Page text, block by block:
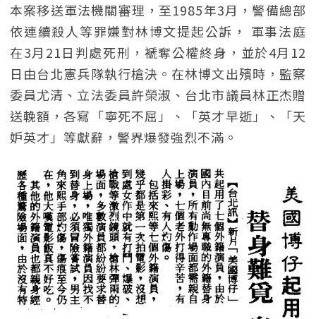
本案移送軍法機關審理，至1985年3月，警備總部
依連續殺人等罪嫌對林博文提起公訴， 軍事法庭
在3月21日判處死刑，褫奪公權終身，並於4月12
日由台北憲兵隊執行槍決。在林博文出殯時，監察
委員尤清、立法委員許榮淑、台北市議員林正杰贈
送輓額，各寫「寧死不屈」、「英才早逝」、「天
妒英才」等獻辭，警界爆發強烈不滿。